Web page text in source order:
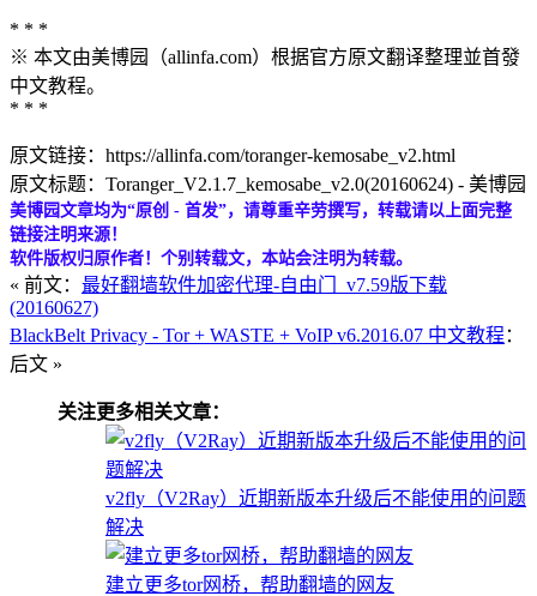
* * *
※ 本文由美博园（allinfa.com）根据官方原文翻译整理並首發
中文教程。
* * *
原文链接：https://allinfa.com/toranger-kemosabe_v2.html
原文标题：Toranger_V2.1.7_kemosabe_v2.0(20160624) - 美博园
美博园文章均为“原创 - 首发”，请尊重辛劳撰写，转载请以上面完整
链接注明来源！
软件版权归原作者！个别转载文，本站会注明为转载。
« 前文： 最好翻墙软件加密代理-自由门_v7.59版下载
(20160627)
BlackBelt Privacy - Tor + WASTE + VoIP v6.2016.07 中文教程 ：
后文 »
关注更多相关文章：
v2fly（V2Ray）近期新版本升级后不能使用的问题
解决
建立更多tor网桥，帮助翻墙的网友